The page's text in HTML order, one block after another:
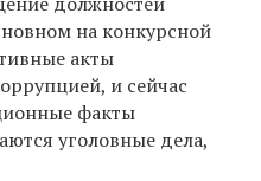
на конкурсной
акты
и сейчас
факты
уголовные дела,